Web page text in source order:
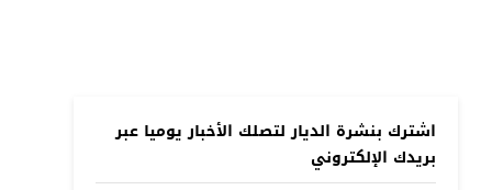
اشترك بنشرة الديار لتصلك الأخبار يوميا عبر
بريدك الإلكتروني